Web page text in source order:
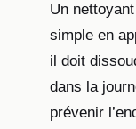
Un
simple en
il doit
dans la
prévenir